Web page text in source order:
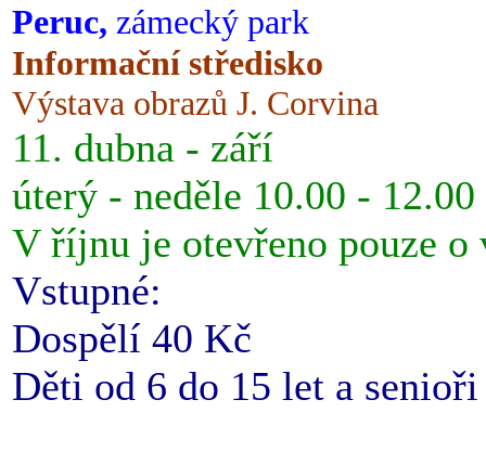
Peruc, zámecký park
Informační středisko
Výstava obrazů J. Corvina
11. dubna - září
úterý - neděle 10.00 -
V říjnu je otevřeno pouze o
Vstupné:
Dospělí 40 Kč
Děti od 6 do 15 let a